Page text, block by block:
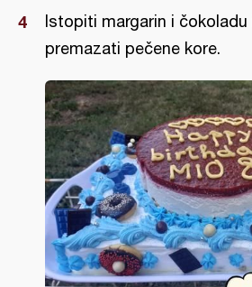
Istopiti margarin i
premazati pečene kore.